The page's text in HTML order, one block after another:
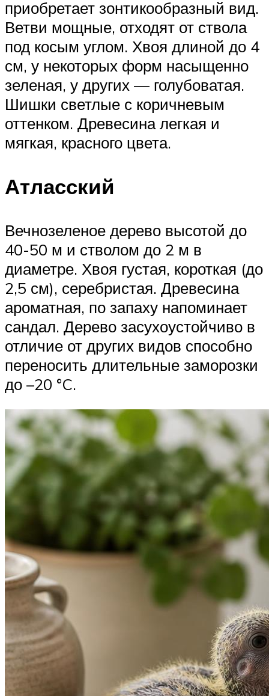
приобретает зонтикообразный вид.
Ветви мощные, отходят от ствола
под косым углом. Хвоя длиной до 4
см, у некоторых форм насыщенно
зеленая, у других — голубоватая.
Шишки светлые с коричневым
оттенком. Древесина легкая и
мягкая, красного цвета.
Атласский
Вечнозеленое дерево высотой до
40-50 м и стволом до 2 м в
диаметре. Хвоя густая, короткая (до
2,5 см), серебристая. Древесина
ароматная, по запаху напоминает
сандал. Дерево засухоустойчиво в
отличие от других видов способно
переносить длительные заморозки
до –20 °C.